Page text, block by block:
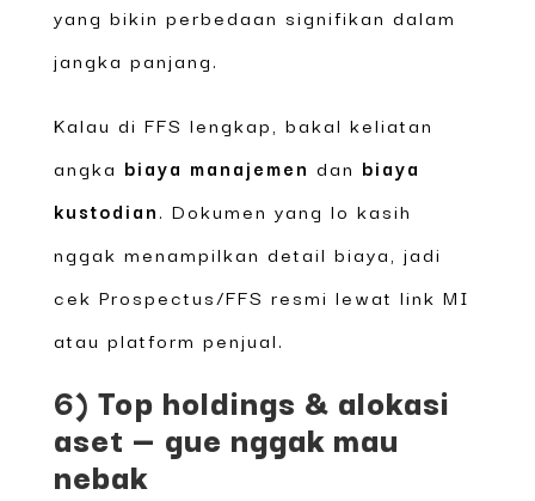
yang bikin perbedaan signifikan dalam
jangka panjang.
Kalau di FFS lengkap, bakal keliatan
angka biaya manajemen dan biaya
kustodian. Dokumen yang lo kasih
nggak menampilkan detail biaya, jadi
cek Prospectus/FFS resmi lewat link MI
atau platform penjual.
6) Top holdings & alokasi
aset — gue nggak mau
nebak